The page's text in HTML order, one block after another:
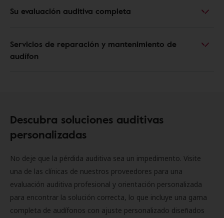
Su evaluación auditiva completa
Servicios de reparación y mantenimiento de
audífon
Descubra soluciones auditivas
personalizadas
No deje que la pérdida auditiva sea un impedimento. Visite
una de las clínicas de nuestros proveedores para una
evaluación auditiva profesional y orientación personalizada
para encontrar la solución correcta, lo que incluye una gama
completa de audífonos con ajuste personalizado diseñados